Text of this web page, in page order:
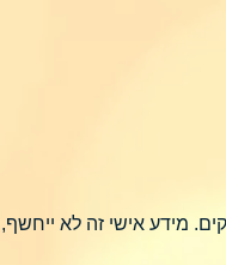
מידע אישי זה לא ייחשף,